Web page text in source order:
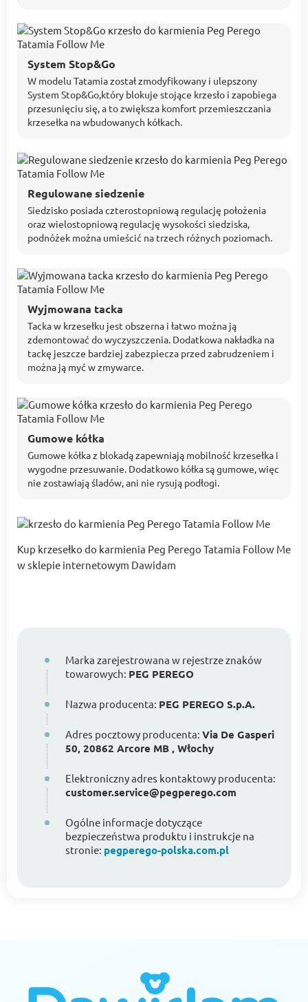
System Stop&Go
W modelu Tatamia został zmodyfikowany i ulepszony
System Stop&Go,który blokuje stojące krzesło i zapobiega
przesunięciu się, a to zwiększa komfort przemieszczania
krzesełka na wbudowanych kółkach.
Regulowane siedzenie
Siedzisko posiada czterostopniową regulację położenia
oraz wielostopniową regulację wysokości siedziska,
podnóżek można umieścić na trzech różnych poziomach.
Wyjmowana tacka
Tacka w krzesełku jest obszerna i łatwo można ją
zdemontować do wyczyszczenia. Dodatkowa nakładka na
tackę jeszcze bardziej zabezpiecza przed zabrudzeniem i
można ją myć w zmywarce.
Gumowe kółka
Gumowe kółka z blokadą zapewniają mobilność krzesełka i
wygodne przesuwanie. Dodatkowo kółka są gumowe, więc
nie zostawiają śladów, ani nie rysują podłogi.
Kup krzesełko do karmienia Peg Perego Tatamia Follow Me
w sklepie internetowym Dawidam
Marka zarejestrowana w rejestrze znaków
towarowych: PEG PEREGO
Nazwa producenta: PEG PEREGO S.p.A.
Adres pocztowy producenta: Via De Gasperi
50, 20862 Arcore MB , Włochy
Elektroniczny adres kontaktowy producenta:
customer.service@pegperego.com
Ogólne informacje dotyczące
bezpieczeństwa produktu i instrukcje na
stronie: pegperego-polska.com.pl